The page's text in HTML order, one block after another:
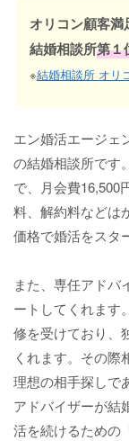
オリコン顧客
結婚相談所第１
※結婚相談所 オリ
エン婚活エージェ
の結婚相談所です
で、月会費16,500
料、解約料などは
価格で婚活をスタ
また、専任アドバ
ートしてくれます
修を受けており、
くれます。その際
理想の相手探しで
アドバイザーが結
活を続けるための